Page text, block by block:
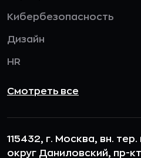
Кибербезопасность
Дизайн
HR
Смотреть все
115432, г. Москва, вн.
округ Даниловский, пр-